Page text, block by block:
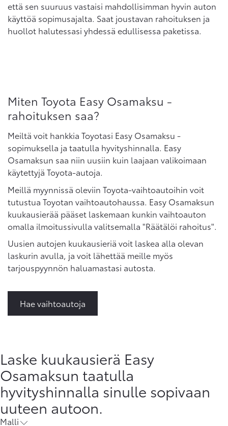
että sen suuruus vastaisi mahdollisimman hyvin auton
käyttöä sopimusajalta. Saat joustavan rahoituksen ja
huollot halutessasi yhdessä edullisessa paketissa.
Miten Toyota Easy Osamaksu -
rahoituksen saa?
Meiltä voit hankkia Toyotasi Easy Osamaksu -
sopimuksella ja taatulla hyvityshinnalla. Easy
Osamaksun saa niin uusiin kuin laajaan valikoimaan
käytettyjä Toyota-autoja.
Meillä myynnissä oleviin Toyota-vaihtoautoihin voit
tutustua Toyotan vaihtoautohaussa. Easy Osamaksun
kuukausierää pääset laskemaan kunkin vaihtoauton
omalla ilmoitussivulla valitsemalla "Räätälöi rahoitus".
Uusien autojen kuukausieriä voit laskea alla olevan
laskurin avulla, ja voit lähettää meille myös
tarjouspyynnön haluamastasi autosta.
Hae vaihtoautoja
Laske kuukausierä Easy
Osamaksun taatulla
hyvityshinnalla sinulle sopivaan
uuteen autoon.
Malli